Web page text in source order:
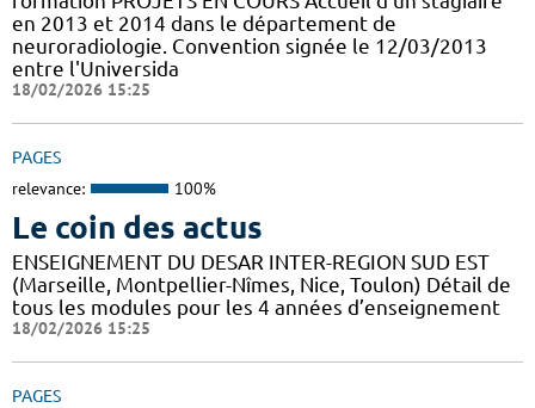
en 2013 et 2014 dans le département de
neuroradiologie. Convention signée le 12/03/2013
entre l'Universida
18/02/2026 15:25
PAGES
relevance: 100%
Le coin des actus
ENSEIGNEMENT DU DESAR INTER-REGION SUD EST
(Marseille, Montpellier-Nîmes, Nice, Toulon) Détail de
tous les modules pour les 4 années d’enseignement
18/02/2026 15:25
PAGES